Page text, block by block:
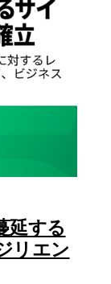
延する
リエン